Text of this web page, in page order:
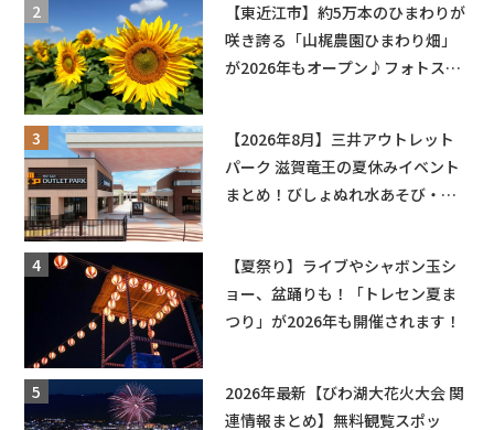
【東近江市】約5万本のひまわりが
咲き誇る「山梶農園ひまわり畑」
が2026年もオープン♪フォトスポ
【2026年8月】三井アウトレット
パーク 滋賀竜王の夏休みイベント
まとめ！びしょぬれ水あそび・激
【夏祭り】ライブやシャボン玉シ
ョー、盆踊りも！「トレセン夏ま
つり」が2026年も開催されます！
2026年最新【びわ湖大花火大会 関
連情報まとめ】無料観覧スポッ